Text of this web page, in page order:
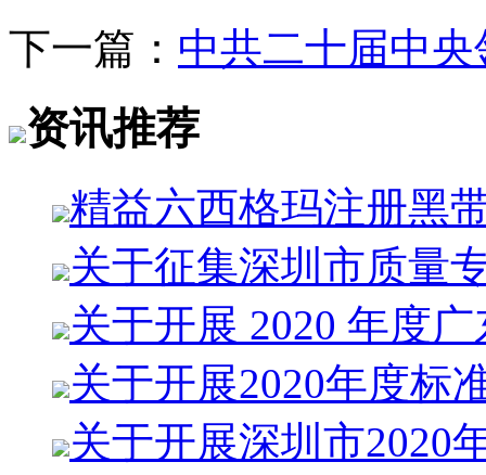
下一篇： 中共二十届中
资讯推荐
精益六西格玛注册黑
关于征集深圳市质量
关于开展 2020 年度
关于开展2020年度标
关于开展深圳市2020